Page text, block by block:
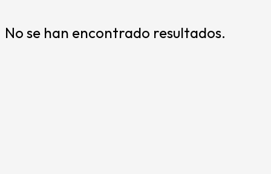
No se han encontrado resultados.